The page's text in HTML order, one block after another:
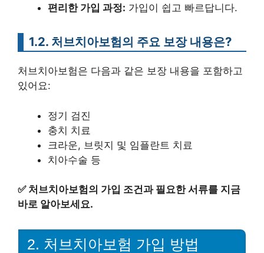
편리한 가입 과정: 가입이 쉽고 빠르답니다.
1.2. 처브치아보험의 주요 보장 내용은?
처브치아보험은 다음과 같은 보장 내용을 포함하고
있어요:
정기 검진
충치 치료
크라운, 브릿지 및 임플란트 치료
치아수술 등
✅ 처브치아보험의 가입 조건과 필요한 서류를 지금
바로 알아보세요.
2. 처브치아보험 가입 방법